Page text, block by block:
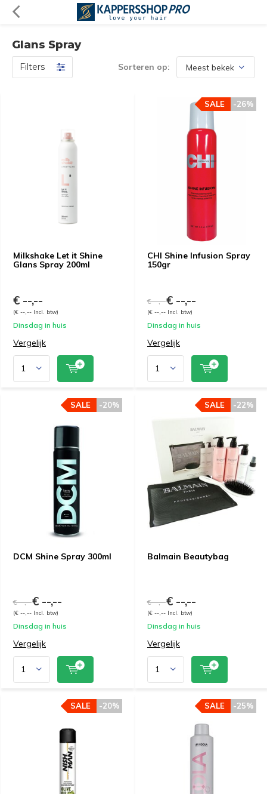
Glans Spray
Filters Sorteren op:
Milkshake Let it Shine
Glans Spray 200ml
€ --,--
(€ --,-- Incl. btw)
Dinsdag in huis
Vergelijk
CHI Shine Infusion Spray
150gr
-26%
SALE
€ --,--€ --,--
(€ --,-- Incl. btw)
Dinsdag in huis
Vergelijk
DCM Shine Spray 300ml
-20%
SALE
€ --,--€ --,--
(€ --,-- Incl. btw)
Dinsdag in huis
Vergelijk
Balmain Beautybag
-22%
SALE
€ --,--€ --,--
(€ --,-- Incl. btw)
Dinsdag in huis
Vergelijk
-20%
SALE -25%
SALE